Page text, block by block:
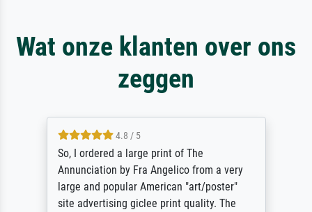
Wat onze klanten over ons
zeggen
4.8 / 5
So, I ordered a large print of The
Annunciation by Fra Angelico from a very
large and popular American "art/poster"
site advertising giclee print quality. The